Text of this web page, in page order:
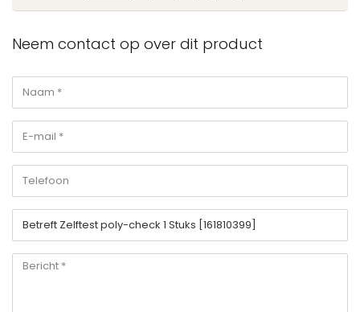
Neem contact op over dit product